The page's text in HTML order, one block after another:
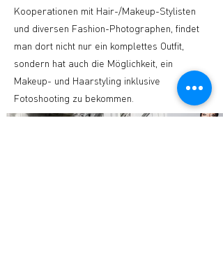
Kooperationen mit Hair-/Makeup-Stylisten
und diversen Fashion-Photographen, findet
man dort nicht nur ein komplettes Outfit,
sondern hat auch die Möglichkeit, ein
Makeup- und Haarstyling inklusive
Fotoshooting zu bekommen.